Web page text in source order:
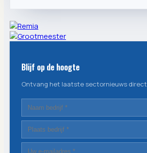
Blijf op de hoogte
Ontvang het laatste sectornieuws direct